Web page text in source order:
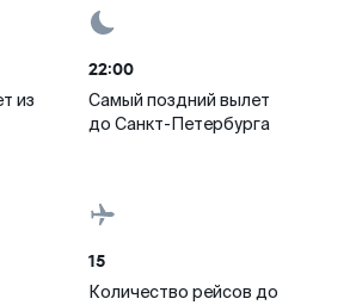
из
22:00
Самый поздний вылет
до Санкт-Петербурга
15
Количество рейсов до